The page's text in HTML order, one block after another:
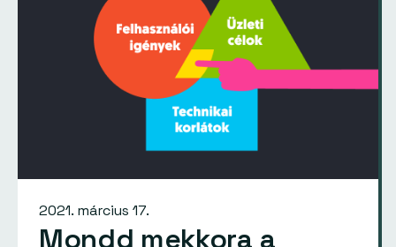
2021. március 17.
Mondd mekkora a